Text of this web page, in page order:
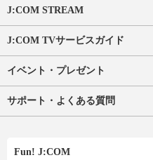
J:COM STREAM
J:COM TVサービスガイド
イベント・プレゼント
サポート・よくある質問
Fun! J:COM